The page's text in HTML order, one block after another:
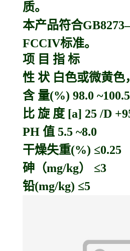
质。
本产品符合
FCCIV标准。
项 目 指 标
性 状 白色或微黄色
含 量(%) 98.0 ~100.5
比 旋 度 [a] 25 /D
PH 值 5.5 ~8.0
干燥失重(%) ≤0.25
砷（mg/kg） ≤3
铅(mg/kg) ≤5